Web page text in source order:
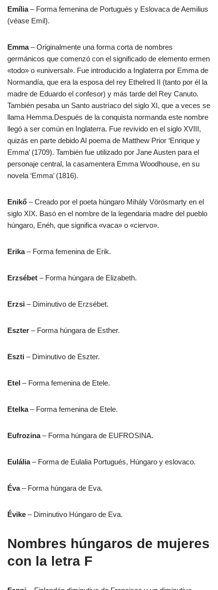
Emília– Forma femenina de Portugués y Eslovaca de Aemilius
(véase Emil).
Emma– Originalmente una forma corta de nombres
germánicos que comenzó con el significado de elemento ermen
«todo» o «universal». Fue introducido a Inglaterra por Emma de
Normandía, que era la esposa del rey Ethelred II (tanto por él la
madre de Eduardo el confesor) y más tarde del Rey Canuto.
También pesaba un Santo austríaco del siglo XI, que a veces se
llama Hemma.Después de la conquista normanda este nombre
llegó a ser común en Inglaterra. Fue revivido en el siglo XVIII,
quizás en parte debido Al poema de Matthew Prior ‘Enrique y
Emma’ (1709). También fue utilizado por Jane Austen para el
personaje central, la casamentera Emma Woodhouse, en su
novela ‘Emma’ (1816).
Enikő – Creado por el poeta húngaro Mihály Vörösmarty en el
siglo XIX. Basó en el nombre de la legendaria madre del pueblo
húngaro, Enéh, que significa «vaca» o «ciervo».
Erika– Forma femenina de Erik.
Erzsébet – Forma húngara de Elizabeth.
Erzsi – Diminutivo de Erzsébet.
Eszter – Forma húngara de Esther.
Eszti – Diminutivo de Eszter.
Etel – Forma femenina de Etele.
Etelka– Forma femenina de Etele.
Eufrozina– Forma húngara de EUFROSINA.
Eulália– Forma de Eulalia Portugués, Húngaro y eslovaco.
Éva– Forma húngara de Eva.
Évike – Diminutivo Húngaro de Eva.
Nombres húngaros de mujeres
con la letra F